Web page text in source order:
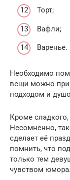
Торт;
Вафли;
Варенье.
Необходимо
вещи можно
подходом и
Кроме
Несомненно,
сделает её
помнить, что
только тем
чувством юмора.